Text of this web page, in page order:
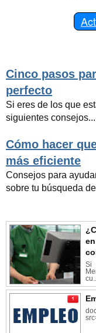
Cinco pasos
perfecto
Si eres de los que
siguientes consejos...
Cómo hacer
más eficiente
Consejos para
sobre tu búsqueda
Si